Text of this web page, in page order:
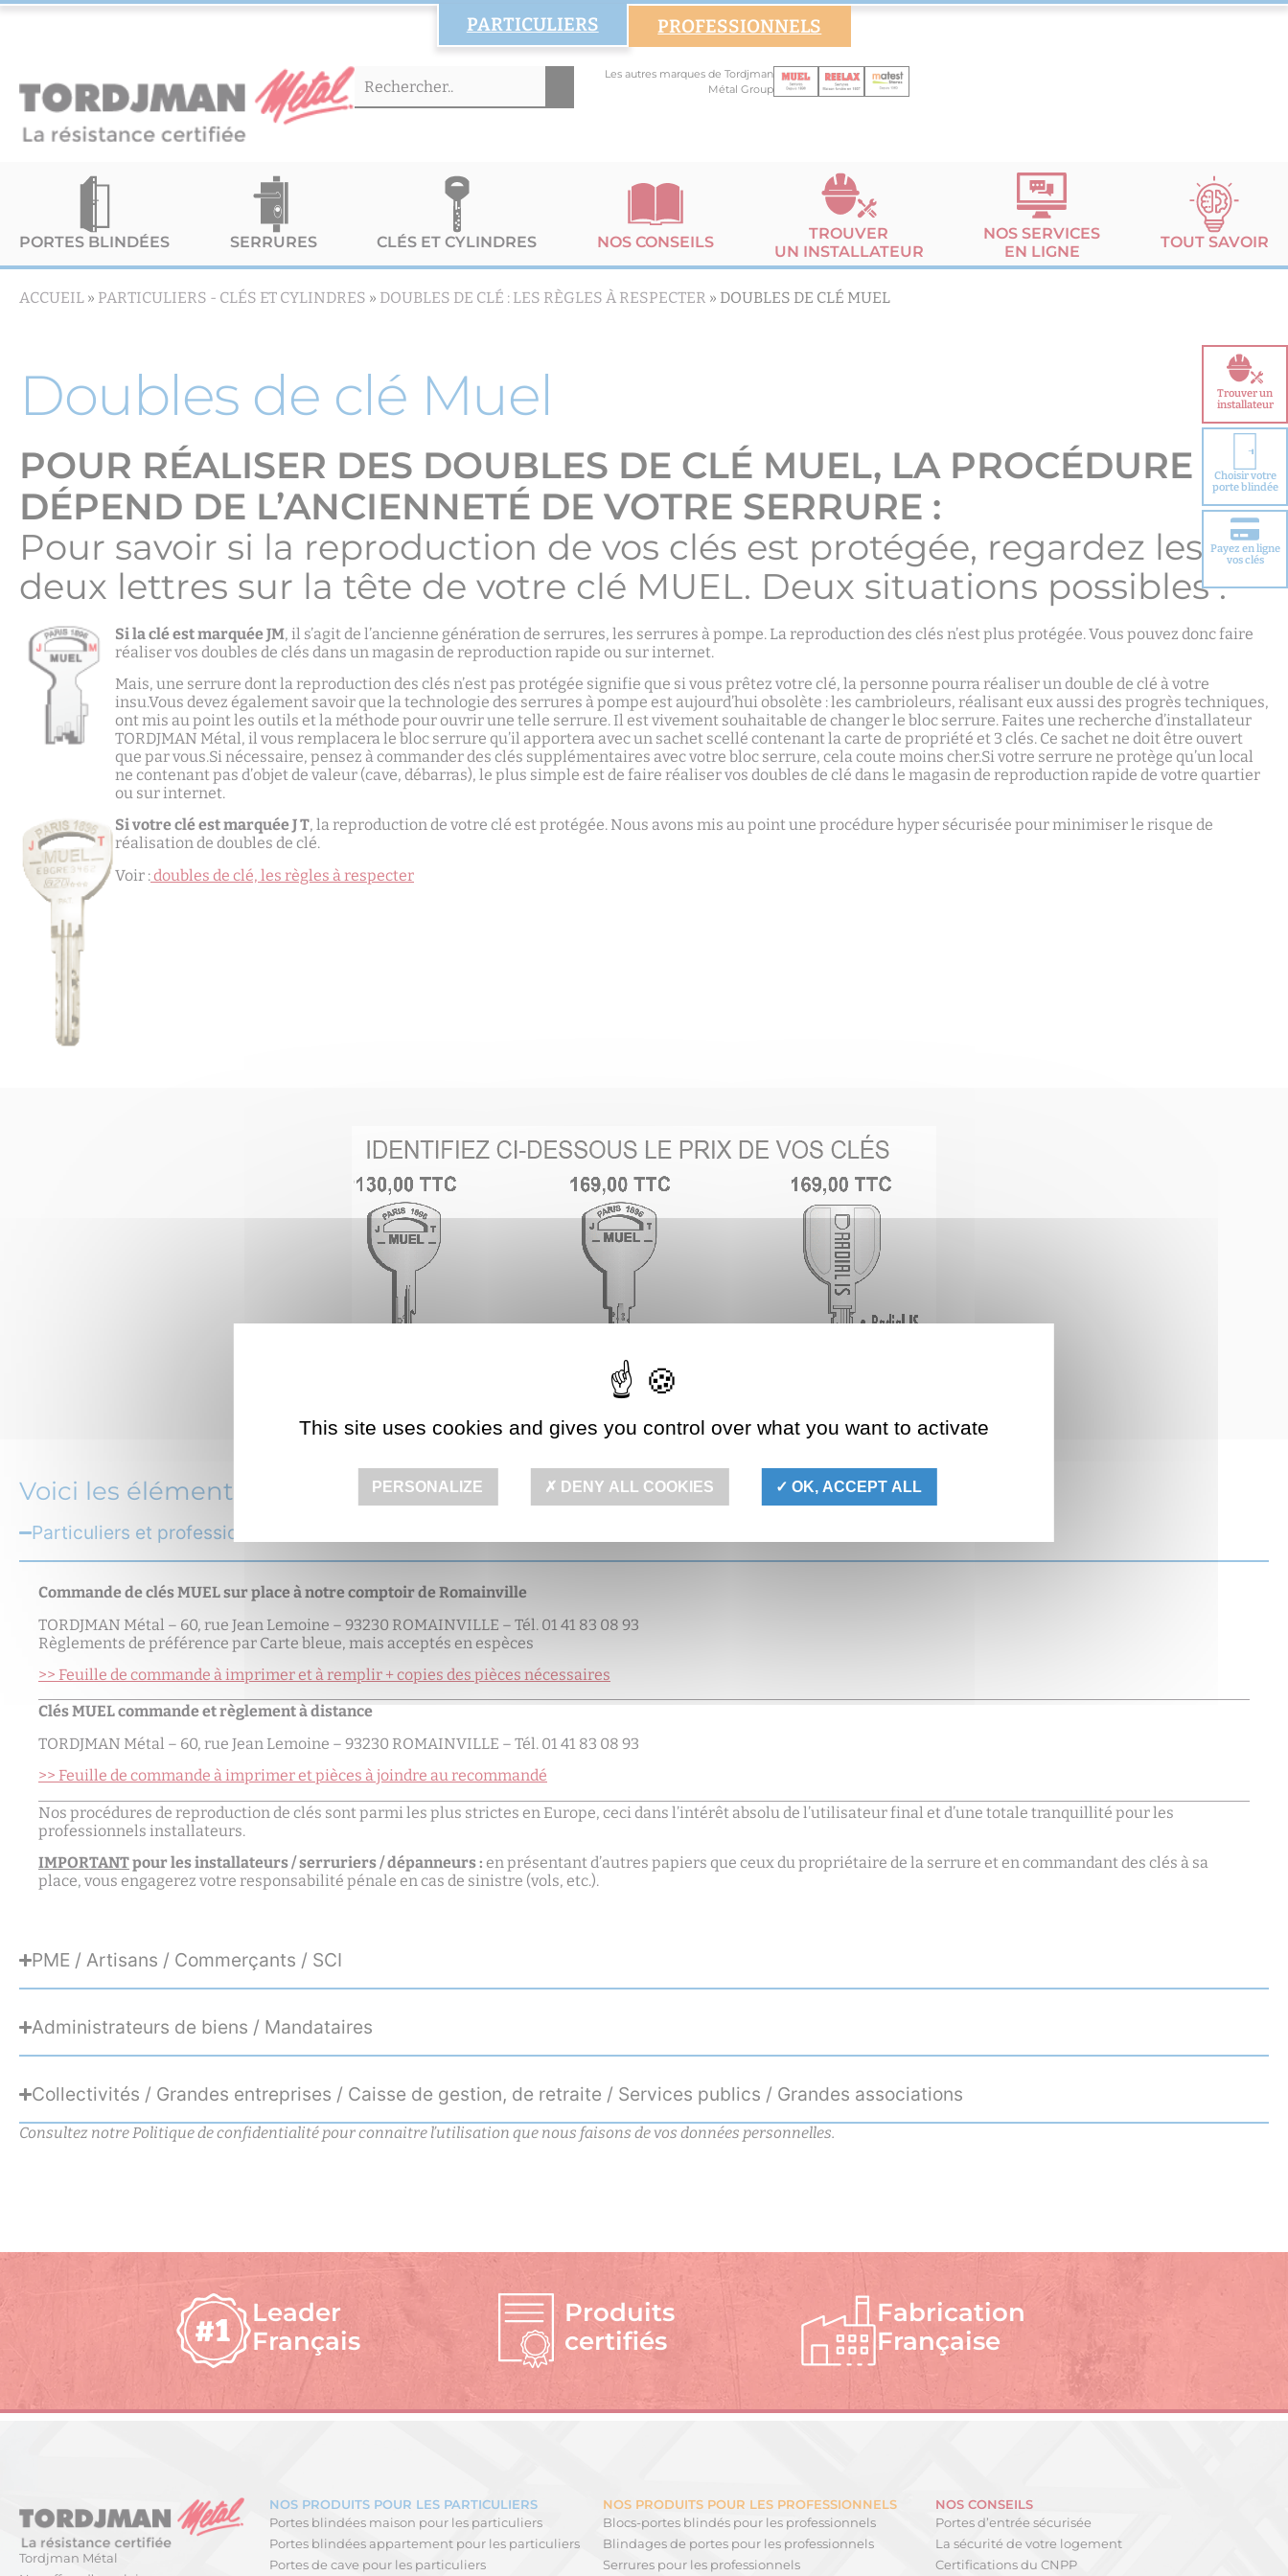
PARTICULIERS PROFESSIONNELS
Les autres marques de Tordjman
Métal Group
PORTES BLINDÉES SERRURES CLÉS ET CYLINDRES NOS CONSEILS
TROUVER
UN INSTALLATEUR
NOS SERVICES
EN LIGNE
TOUT SAVOIR
Trouver un
installateur
Choisir votre
porte blindée
Payez en ligne
vos clés
ACCUEIL » PARTICULIERS - CLÉS ET CYLINDRES » DOUBLES DE CLÉ : LES RÈGLES À RESPECTER » DOUBLES DE CLÉ MUEL
Doubles de clé Muel
POUR RÉALISER DES DOUBLES DE CLÉ MUEL, LA PROCÉDURE
DÉPEND DE L’ANCIENNETÉ DE VOTRE SERRURE :
Pour savoir si la reproduction de vos clés est protégée, regardez les
deux lettres sur la tête de votre clé MUEL. Deux situations possibles :
Si la clé est marquée JM, il s’agit de l’ancienne génération de serrures, les serrures à pompe. La reproduction des clés n’est plus protégée. Vous pouvez donc faire
réaliser vos doubles de clés dans un magasin de reproduction rapide ou sur internet.
Mais, une serrure dont la reproduction des clés n’est pas protégée signifie que si vous prêtez votre clé, la personne pourra réaliser un double de clé à votre
insu.Vous devez également savoir que la technologie des serrures à pompe est aujourd’hui obsolète : les cambrioleurs, réalisant eux aussi des progrès techniques,
ont mis au point les outils et la méthode pour ouvrir une telle serrure. Il est vivement souhaitable de changer le bloc serrure. Faites une recherche d’installateur
TORDJMAN Métal, il vous remplacera le bloc serrure qu’il apportera avec un sachet scellé contenant la carte de propriété et 3 clés. Ce sachet ne doit être ouvert
que par vous.Si nécessaire, pensez à commander des clés supplémentaires avec votre bloc serrure, cela coute moins cher.Si votre serrure ne protège qu’un local
ne contenant pas d’objet de valeur (cave, débarras), le plus simple est de faire réaliser vos doubles de clé dans le magasin de reproduction rapide de votre quartier
ou sur internet.
Si votre clé est marquée J T, la reproduction de votre clé est protégée. Nous avons mis au point une procédure hyper sécurisée pour minimiser le risque de
réalisation de doubles de clé.
Voir :doubles de clé, les règles à respecter
Voici les éléments à nous envoyer qui dépendent de votre statut :
Particuliers et professions Libérales (très sûr et très facile)
Commande de clés MUEL sur place à notre comptoir de Romainville
TORDJMAN Métal – 60, rue Jean Lemoine – 93230 ROMAINVILLE – Tél. 01 41 83 08 93
Règlements de préférence par Carte bleue, mais acceptés en espèces
>> Feuille de commande à imprimer et à remplir + copies des pièces nécessaires
Clés MUEL commande et règlement à distance
TORDJMAN Métal – 60, rue Jean Lemoine – 93230 ROMAINVILLE – Tél. 01 41 83 08 93
>> Feuille de commande à imprimer et pièces à joindre au recommandé
Nos procédures de reproduction de clés sont parmi les plus strictes en Europe, ceci dans l’intérêt absolu de l’utilisateur final et d’une totale tranquillité pour les
professionnels installateurs.
IMPORTANTpour les installateurs / serruriers / dépanneurs : en présentant d’autres papiers que ceux du propriétaire de la serrure et en commandant des clés à sa
place, vous engagerez votre responsabilité pénale en cas de sinistre (vols, etc.).
PME / Artisans / Commerçants / SCI
Administrateurs de biens / Mandataires
Collectivités / Grandes entreprises / Caisse de gestion, de retraite / Services publics / Grandes associations
Consultez notre Politique de confidentialité pour connaitre l’utilisation que nous faisons de vos données personnelles.
Leader
Français
Produits
certifiés
Fabrication
Française
Tordjman Métal
NOS PRODUITS POUR LES PARTICULIERS
Portes blindées maison pour les particuliers
Portes blindées appartement pour les particuliers
Portes de cave pour les particuliers
NOS PRODUITS POUR LES PROFESSIONNELS
Blocs-portes blindés pour les professionnels
Blindages de portes pour les professionnels
Serrures pour les professionnels
NOS CONSEILS
Portes d’entrée sécurisée
La sécurité de votre logement
Certifications du CNPP
This site uses cookies and gives you control over what you want to activate
PERSONALIZE DENY ALL COOKIES OK, ACCEPT ALL